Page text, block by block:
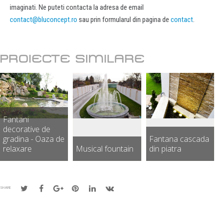
imaginati. Ne puteti contacta la adresa de email
contact@bluconcept.ro sau prin formularul din pagina de contact.
PROIECTE SIMILARE
Fantani
decorative de
gradina - Oaza de
relaxare
Musical fountain
Fantana cascada
din piatra
SHARE